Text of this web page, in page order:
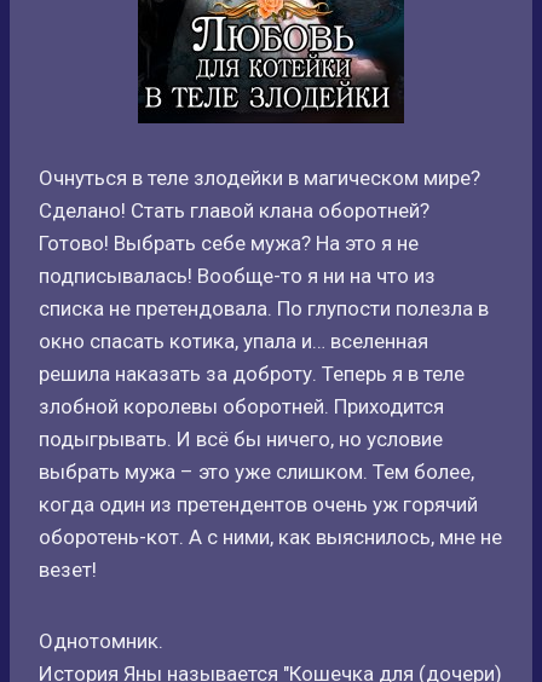
Очнуться в теле злодейки в магическом мире?
Сделано! Стать главой клана оборотней?
Готово! Выбрать себе мужа? На это я не
подписывалась! Вообще-то я ни на что из
списка не претендовала. По глупости полезла в
окно спасать котика, упала и… вселенная
решила наказать за доброту. Теперь я в теле
злобной королевы оборотней. Приходится
подыгрывать. И всё бы ничего, но условие
выбрать мужа – это уже слишком. Тем более,
когда один из претендентов очень уж горячий
оборотень-кот. А с ними, как выяснилось, мне не
везет!
Однотомник.
История Яны называется "Кошечка для (дочери)